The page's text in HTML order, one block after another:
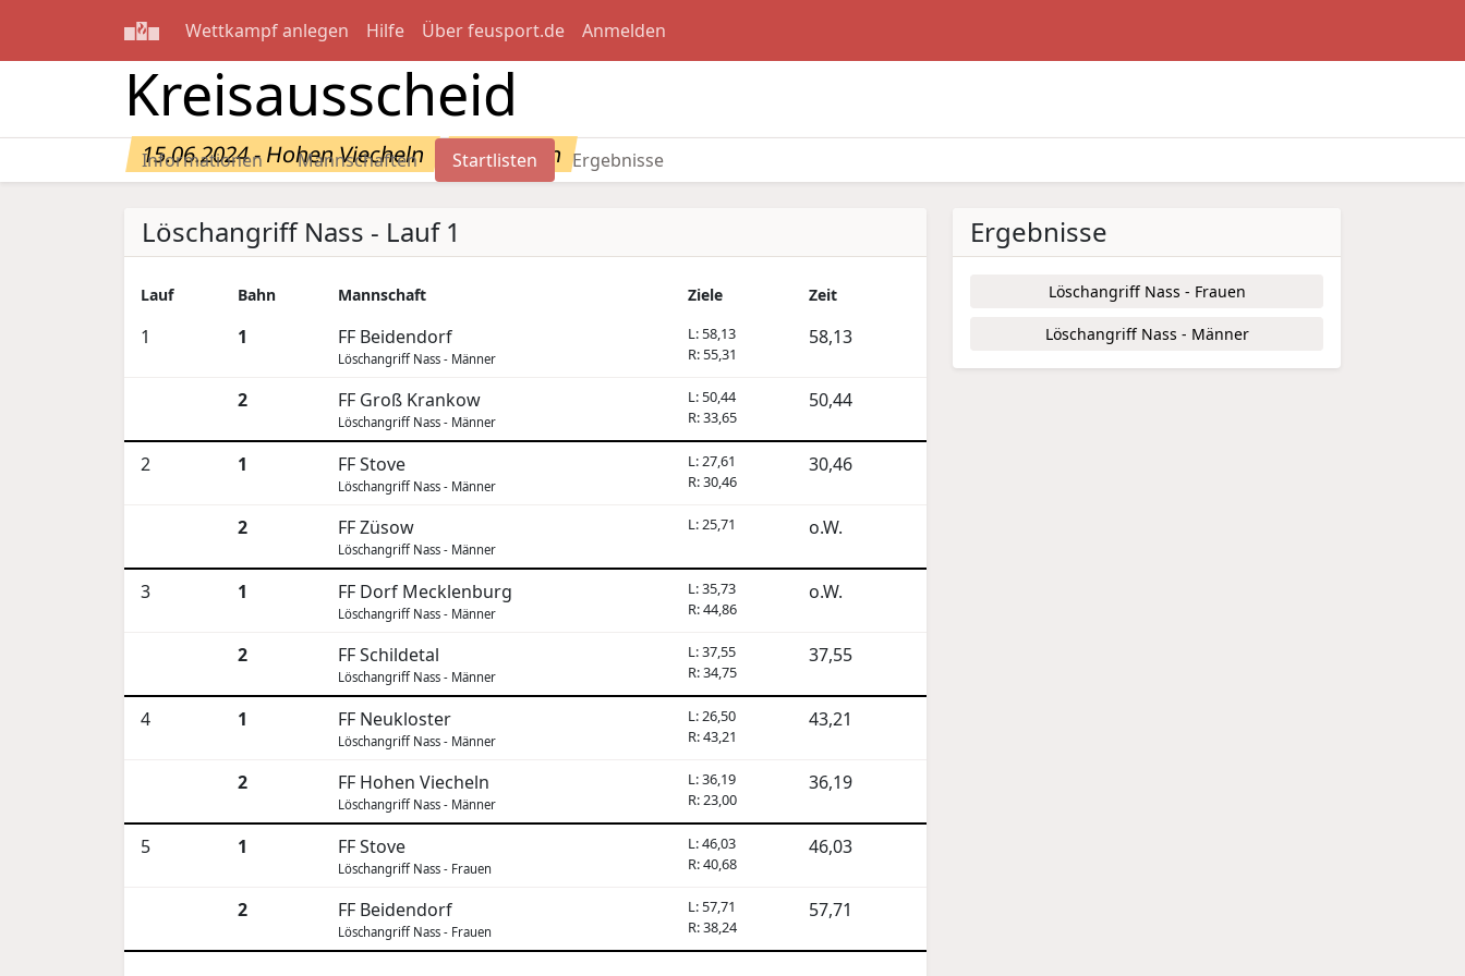
Wettkampf anlegen Hilfe Über feusport.de Anmelden
Kreisausscheid
15.06.2024 - Hohen Viecheln Startlisten
Informationen Mannschaften Startlisten Ergebnisse
Löschangriff Nass - Lauf 1
Lauf Bahn Mannschaft Ziele Zeit
1 1 FF Beidendorf
Löschangriff Nass - Männer
L: 58,13
R: 55,31
58,13
2 FF Groß Krankow
Löschangriff Nass - Männer
L: 50,44
R: 33,65
50,44
2 1 FF Stove
Löschangriff Nass - Männer
L: 27,61
R: 30,46
30,46
2 FF Züsow
Löschangriff Nass - Männer
L: 25,71 o.W.
3 1 FF Dorf Mecklenburg
Löschangriff Nass - Männer
L: 35,73
R: 44,86
o.W.
2 FF Schildetal
Löschangriff Nass - Männer
L: 37,55
R: 34,75
37,55
4 1 FF Neukloster
Löschangriff Nass - Männer
L: 26,50
R: 43,21
43,21
2 FF Hohen Viecheln
Löschangriff Nass - Männer
L: 36,19
R: 23,00
36,19
5 1 FF Stove
Löschangriff Nass - Frauen
L: 46,03
R: 40,68
46,03
2 FF Beidendorf
Löschangriff Nass - Frauen
L: 57,71
R: 38,24
57,71
Ergebnisse
Löschangriff Nass - Frauen
Löschangriff Nass - Männer